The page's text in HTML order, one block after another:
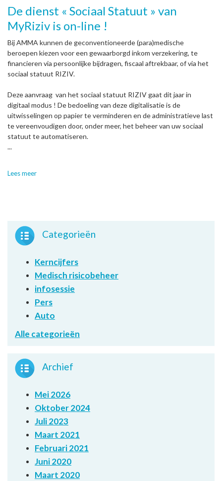
De dienst « Sociaal Statuut » van
MyRiziv is on-line !
Bij AMMA kunnen de geconventioneerde (para)medische
beroepen kiezen voor een gewaarborgd inkom verzekering, te
financieren via persoonlijke bijdragen, fiscaal aftrekbaar, of via het
sociaal statuut RIZIV.
Deze aanvraag van het sociaal statuut RIZIV gaat dit jaar in
digitaal modus ! De bedoeling van deze digitalisatie is de
uitwisselingen op papier te verminderen en de administratieve last
te vereenvoudigen door, onder meer, het beheer van uw sociaal
statuut te automatiseren.
...
Lees meer
Categorieën
Kerncijfers
Medisch risicobeheer
infosessie
Pers
Auto
Alle categorieën
Archief
Mei 2026
Oktober 2024
Juli 2023
Maart 2021
Februari 2021
Juni 2020
Maart 2020